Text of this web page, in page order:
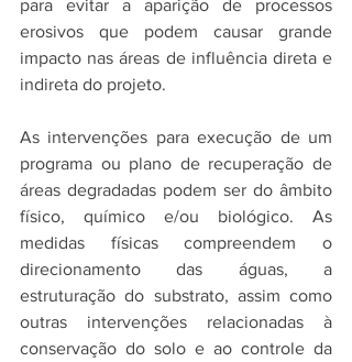
para evitar a aparição de processos
erosivos que podem causar grande
impacto nas áreas de influência direta e
indireta do projeto.
As intervenções para execução de um
programa ou plano de recuperação de
áreas degradadas podem ser do âmbito
físico, químico e/ou biológico. As
medidas físicas compreendem o
direcionamento das águas, a
estruturação do substrato, assim como
outras intervenções relacionadas à
conservação do solo e ao controle da